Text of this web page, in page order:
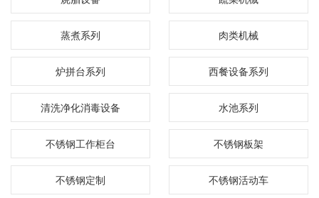
蒸煮系列 肉类机械
炉拼台系列 西餐设备系列
清洗净化消毒设备 水池系列
不锈钢工作柜台 不锈钢板架
不锈钢定制 不锈钢活动车